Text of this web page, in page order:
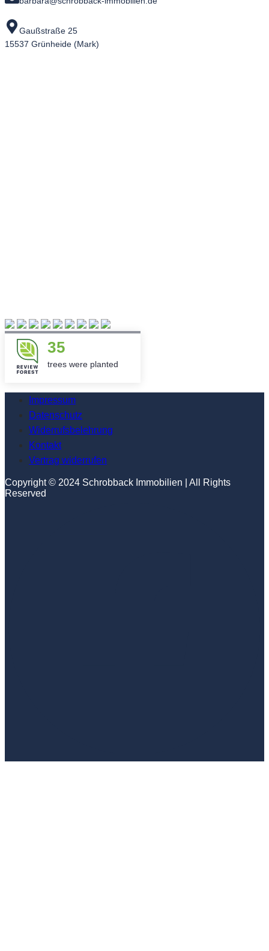
Gaußstraße 25
15537 Grünheide (Mark)
35
trees were planted
Impressum
Datenschutz
Widerrufsbelehrung
Kontakt
Vertrag widerrufen
Copyright © 2024 Schrobback Immobilien | All Rights
Reserved